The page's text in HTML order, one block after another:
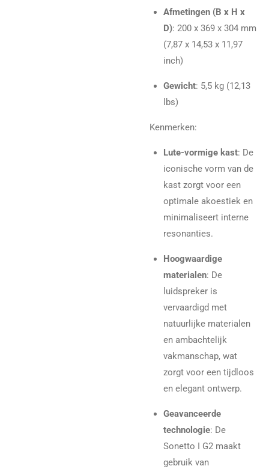
Afmetingen (B x H x
D): 200 x 369 x 304 mm
(7,87 x 14,53 x 11,97
inch)
Gewicht: 5,5 kg (12,13
lbs)
Kenmerken:
Lute-vormige kast: De
iconische vorm van de
kast zorgt voor een
optimale akoestiek en
minimaliseert interne
resonanties.
Hoogwaardige
materialen: De
luidspreker is
vervaardigd met
natuurlijke materialen
en ambachtelijk
vakmanschap, wat
zorgt voor een tijdloos
en elegant ontwerp.
Geavanceerde
technologie: De
Sonetto I G2 maakt
gebruik van